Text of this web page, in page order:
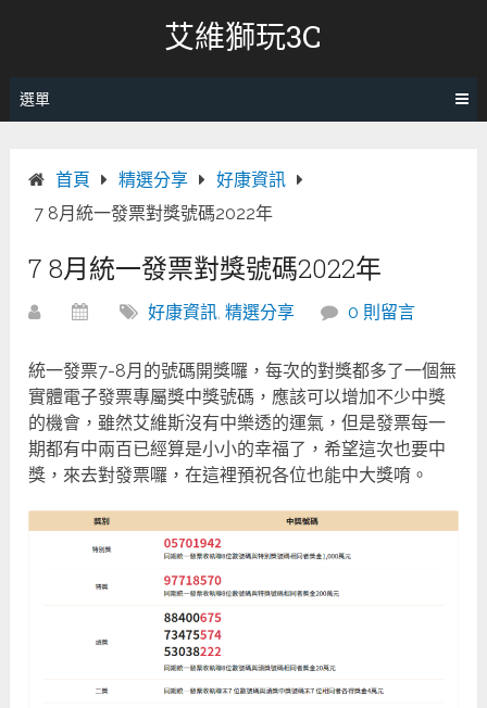
艾維獅玩3C
選單
首頁 精選分享
好康資訊
7 8月統一發票對獎號碼2022年
7 8月統一發票對獎號碼2022年
好康資訊,精選分享 0 則留言
統一發票7-8月的號碼開獎囉，每次的對獎都多了一個無
實體電子發票專屬獎中獎號碼，應該可以增加不少中獎
的機會，雖然艾維斯沒有中樂透的運氣，但是發票每一
期都有中兩百已經算是小小的幸福了，希望這次也要中
獎，來去對發票囉，在這裡預祝各位也能中大獎唷。